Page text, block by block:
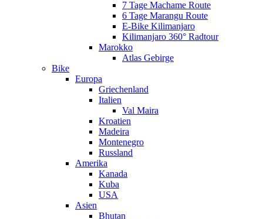
7 Tage Machame Route
6 Tage Marangu Route
E-Bike Kilimanjaro
Kilimanjaro 360° Radtour
Marokko
Atlas Gebirge
Bike
Europa
Griechenland
Italien
Val Maira
Kroatien
Madeira
Montenegro
Russland
Amerika
Kanada
Kuba
USA
Asien
Bhutan